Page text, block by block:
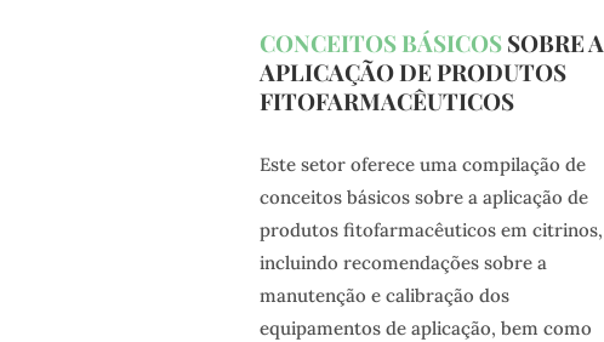
CONCEITOS BÁSICOSSOBRE A
APLICAÇÃO DE PRODUTOS
FITOFARMACÊUTICOS
Este setor oferece uma compilação de
conceitos básicos sobre a aplicação de
produtos fitofarmacêuticos em citrinos,
incluindo recomendações sobre a
manutenção e calibração dos
equipamentos de aplicação, bem como